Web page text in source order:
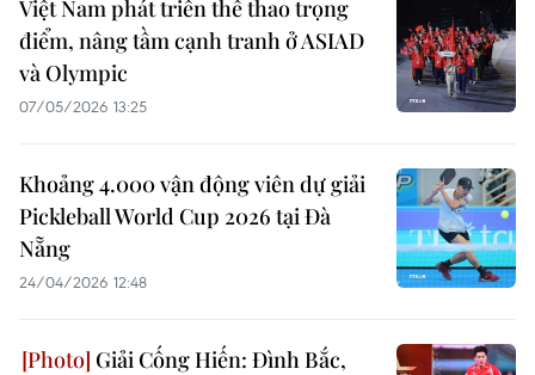
Việt Nam phát triển thể thao trọng
điểm, nâng tầm cạnh tranh ở ASIAD
và Olympic
07/05/2026 13:25
Khoảng 4.000 vận động viên dự giải
Pickleball World Cup 2026 tại Đà
Nẵng
24/04/2026 12:48
Giải Cống Hiến: Đình Bắc,